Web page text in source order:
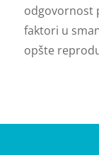
odgovornost
faktori u
opšte